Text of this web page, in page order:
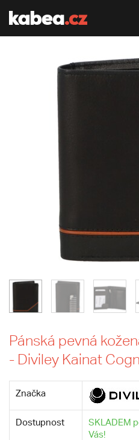
Pánská pevná
- Diviley Kainat
Značka
Dostupnost
SKLADEM
Vás!